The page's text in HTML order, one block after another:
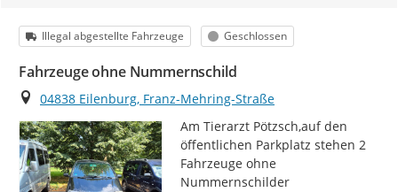
Kategorie
Illegal abgestellte Fahrzeuge Status
Geschlossen
Fahrzeuge ohne Nummernschild
Ort
04838 Eilenburg, Franz-Mehring-Straße
Am Tierarzt Pötzsch,auf den
öffentlichen Parkplatz stehen 2
Fahrzeuge ohne
Nummernschilder